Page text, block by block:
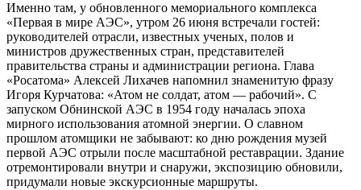
Именно там, у обновленного мемориального комплекса
«Первая в мире АЭС», утром 26 июня встречали гостей:
руководителей отрасли, известных ученых, полов и
министров дружественных стран, представителей
правительства страны и администрации региона. Глава
«Росатома» Алексей Лихачев напомнил знаменитую фразу
Игоря Курчатова: «Атом не солдат, атом — рабочий». С
запуском Обнинской АЭС в 1954 году началась эпоха
мирного использования атомной энергии. О славном
прошлом атомщики не забывают: ко дню рождения музей
первой АЭС отрыли после масштабной реставрации. Здание
отремонтировали внутри и снаружи, экспозицию обновили,
придумали новые экскурсионные маршруты.